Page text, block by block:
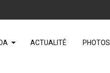
ACTUALITÉ PHOTOS